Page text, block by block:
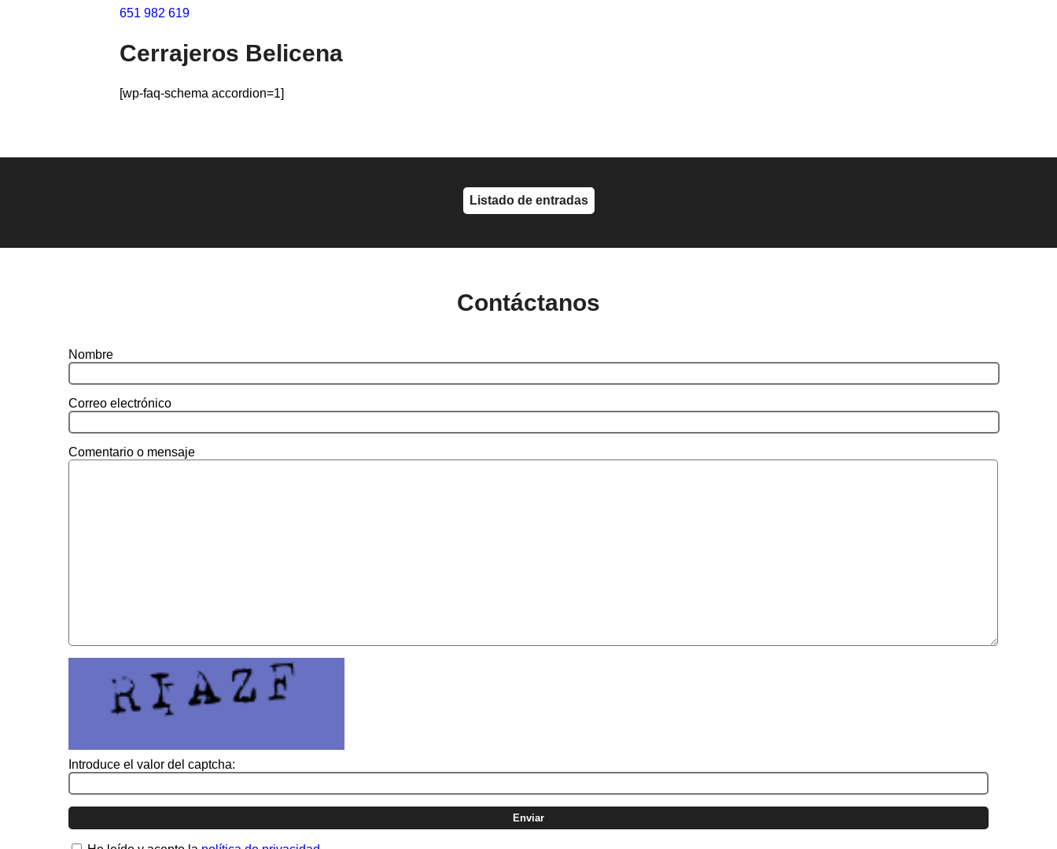
651 982 619
Cerrajeros Belicena
[wp-faq-schema accordion=1]
Listado de entradas
Contáctanos
Nombre
Correo electrónico
Comentario o mensaje
Introduce el valor del captcha: